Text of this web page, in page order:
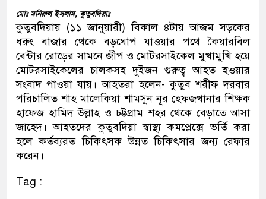
২৮ লাখ টাকার জাল নোটসহ
থানা পুলিশ
যেকোনো সময় বেনজীরের
নেতৃত্ব ও গণতন্ত্রের মূর্তমান প্রতীক
যে ভাবে ডেভিড ইমনের কাছে
‘আজহার খান’
মোঃ মনিরুল ইসলাম, কুতুবদিয়াঃ
কুতুবদিয়ায় (১১ জানুয়ারী) বিকাল ৪টায় আজম সড়কের
ধরুং বাজার থেকে বড়ঘোপ যাওয়ার পথে কৈয়ারবিল
বেন্টার রোড়ের সামনে জীপ ও মোটরসাইকেল মুখামুখি হয়ে
মোটরসাইকেলের চালকসহ দুইজন গুরুত্ব আহত হওয়ার
সংবাদ পাওয়া যায়। আহতরা হলেন- কুতুব শরীফ দরবার
পরিচালিত শাহ মালেকিয়া শামসুন নূর হেফজখানার শিক্ষক
হাফেজ হামিদ উল্লাহ ও চট্টগ্রাম শহর থেকে বেড়াতে আসা
জাহেদ। আহতদের কুতুবদিয়া স্বাস্থ্য কমপ্লেক্সে ভর্তি করা
হলে কর্তব্যরত চিকিৎসক উন্নত চিকিৎসার জন্য রেফার
করেন।
Tag :